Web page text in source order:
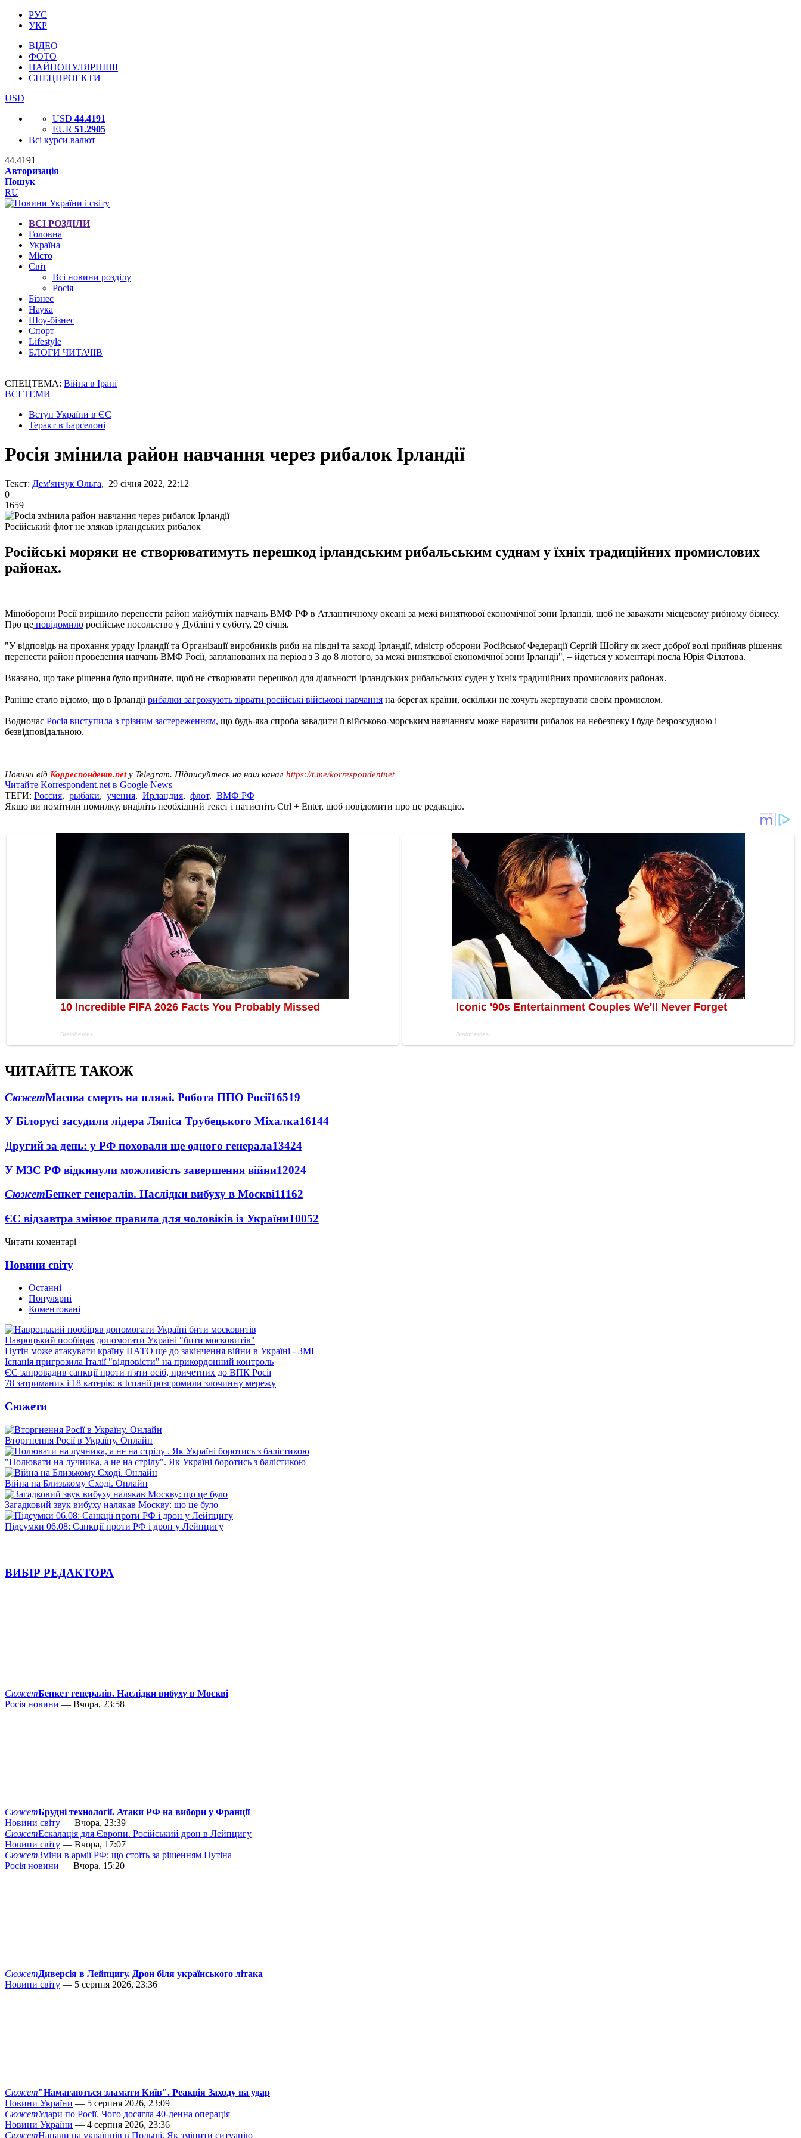
РУС
УКР
ВІДЕО
ФОТО
НАЙПОПУЛЯРНІШІ
СПЕЦПРОЕКТИ
USD
USD 44.4191
EUR 51.2905
Всі курси валют
44.4191
Авторизація
Пошук
RU
ВСІ РОЗДІЛИ
Головна
Україна
Місто
Світ
Всі новини розділу
Росія
Бізнес
Наука
Шоу-бізнес
Спорт
Lifestyle
БЛОГИ ЧИТАЧІВ
СПЕЦТЕМА: Війна в Ірані
ВСІ ТЕМИ
Вступ України в ЄС
Теракт в Барселоні
Росія змінила район навчання через рибалок Ірландії
Текст: Дем'янчук Ольга, 29 січня 2022, 22:12
0
1659
Російський флот не злякав ірландських рибалок
Російські моряки не створюватимуть перешкод ірландським рибальським суднам у їхніх традиційних промислових
районах.
Міноборони Росії вирішило перенести район майбутніх навчань ВМФ РФ в Атлантичному океані за межі виняткової економічної зони Ірландії, щоб не заважати місцевому рибному бізнесу.
Про це повідомило російське посольство у Дубліні у суботу, 29 січня.
"У відповідь на прохання уряду Ірландії та Організації виробників риби на півдні та заході Ірландії, міністр оборони Російської Федерації Сергій Шойгу як жест доброї волі прийняв рішення
перенести район проведення навчань ВМФ Росії, запланованих на період з 3 до 8 лютого, за межі виняткової економічної зони Ірландії", – йдеться у коментарі посла Юрія Філатова.
Вказано, що таке рішення було прийняте, щоб не створювати перешкод для діяльності ірландських рибальських суден у їхніх традиційних промислових районах.
Раніше стало відомо, що в Ірландіїрибалки загрожують зірвати російські військові навчання на берегах країни, оскільки не хочуть жертвувати своїм промислом.
Водночас Росія виступила з грізним застереженням, що будь-яка спроба завадити її військово-морським навчанням може наразити рибалок на небезпеку і буде безрозсудною і
безвідповідальною.
Новини від Корреспондент.netу Telegram. Підписуйтесь на наш канал https://t.me/korrespondentnet
Читайте Korrespondent.net в Google News
ТЕГИ: Россия, рыбаки, учения, Ирландия, флот, ВМФ РФ
Якщо ви помітили помилку, виділіть необхідний текст і натисніть Ctrl + Enter, щоб повідомити про це редакцію.
ЧИТАЙТЕ ТАКОЖ
СюжетМасова смерть на пляжі. Робота ППО Росії16519
У Білорусі засудили лідера Ляпіса Трубецького Міхалка16144
Другий за день: у РФ поховали ще одного генерала13424
У МЗС РФ відкинули можливість завершення війни12024
СюжетБенкет генералів. Наслідки вибуху в Москві11162
ЄС відзавтра змінює правила для чоловіків із України10052
Читати коментарі
Новини світу
Останні
Популярні
Коментовані
Навроцький пообіцяв допомогати Україні "бити московитів"
Путін може атакувати країну НАТО ще до закінчення війни в Україні - ЗМІ
Іспанія пригрозила Італії "відповісти" на прикордонний контроль
ЄС запровадив санкції проти п'яти осіб, причетних до ВПК Росії
78 затриманих і 18 катерів: в Іспанії розгромили злочинну мережу
Сюжети
Вторгнення Росії в Україну. Онлайн
"Полювати на лучника, а не на стрілу". Як Україні боротись з балістикою
Війна на Близькому Сході. Онлайн
Загадковий звук вибуху налякав Москву: що це було
Підсумки 06.08: Санкції проти РФ і дрон у Лейпцигу
ВИБІР РЕДАКТОРА
СюжетБенкет генералів. Наслідки вибуху в Москві
Росія новини — Вчора, 23:58
СюжетБрудні технології. Атаки РФ на вибори у Франції
Новини світу — Вчора, 23:39
СюжетЕскалація для Європи. Російський дрон в Лейпцигу
Новини світу — Вчора, 17:07
СюжетЗміни в армії РФ: що стоїть за рішенням Путіна
Росія новини — Вчора, 15:20
СюжетДиверсія в Лейпцигу. Дрон біля українського літака
Новини світу — 5 серпня 2026, 23:36
Сюжет"Намагаються зламати Київ". Реакція Заходу на удар
Новини України — 5 серпня 2026, 23:09
СюжетУдари по Росії. Чого досягла 40-денна операція
Новини України — 4 серпня 2026, 23:36
СюжетНапади на українців в Польщі. Як змінити ситуацію